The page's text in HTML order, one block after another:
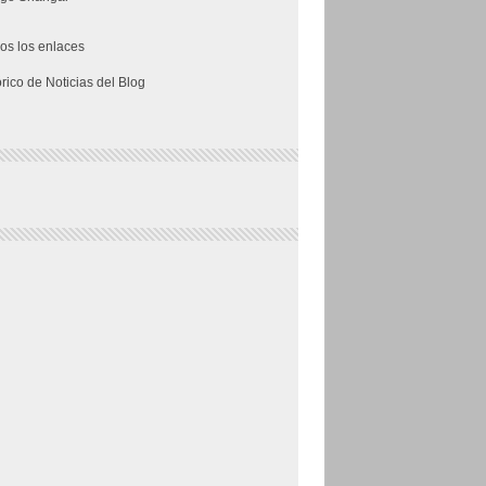
los enlaces
de Noticias del Blog